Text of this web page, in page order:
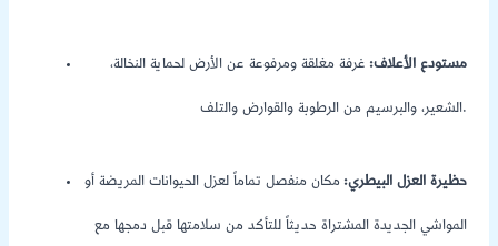
مستودع الأعلاف: غرفة مغلقة ومرفوعة عن الأرض لحماية النخالة،
الشعير، والبرسيم من الرطوبة والقوارض والتلف.
حظيرة العزل البيطري: مكان منفصل تماماً لعزل الحيوانات المريضة أو
المواشي الجديدة المشتراة حديثاً للتأكد من سلامتها قبل دمجها مع